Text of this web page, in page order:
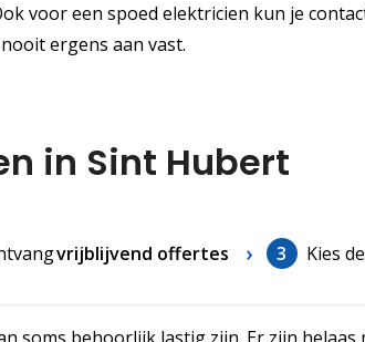
voor een spoed elektricien kun je
ergens aan vast.
in Sint Hubert
vrijblijvend offertes 3 Kies de